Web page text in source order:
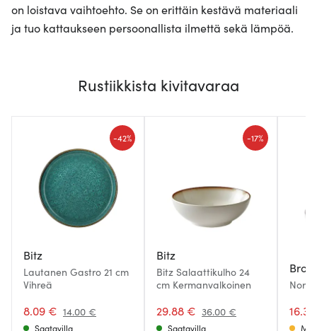
on loistava vaihtoehto. Se on erittäin kestävä materiaali
ja tuo kattaukseen persoonallista ilmettä sekä lämpöä.
Rustiikkista kivitavaraa
Bitz
Lautanen Gastro 21 cm
Vihreä
8.09 € 14.00 €
-42%
Saatavilla
Bitz
Bitz Salaattikulho 24
cm Kermanvalkoinen
29.88 € 36.00 €
-17%
Saatavilla